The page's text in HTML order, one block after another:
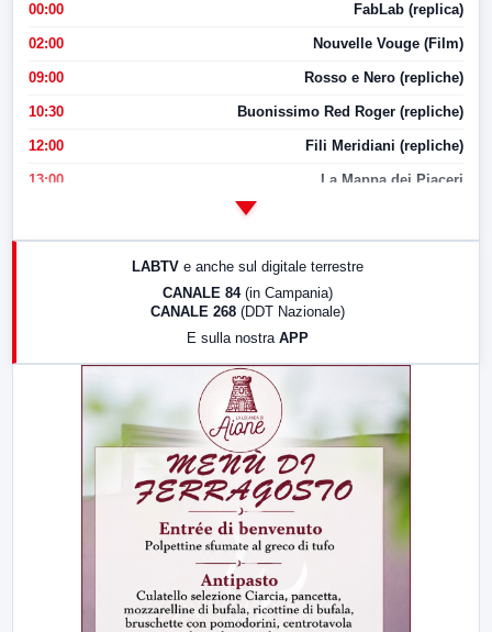
00:00 FabLab (replica)
02:00 Nouvelle Vouge (Film)
09:00 Rosso e Nero (repliche)
10:30 Buonissimo Red Roger (repliche)
12:00 Fili Meridiani (repliche)
13:00 La Mappa dei Piaceri
LABTV e anche sul digitale terrestre
CANALE 84 (in Campania)
CANALE 268 (DDT Nazionale)
E sulla nostra APP